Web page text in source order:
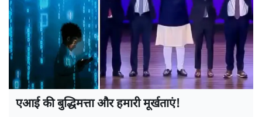
एआई की बुद्धिमत्ता और हमारी मूर्खताएं!